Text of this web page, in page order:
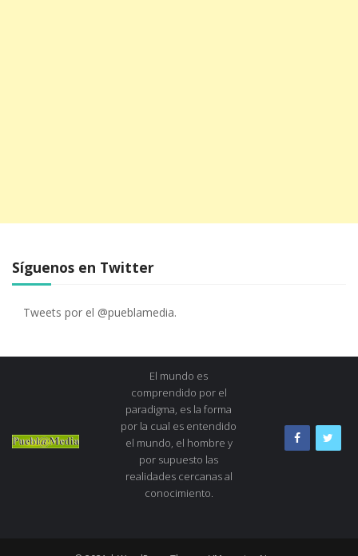
Síguenos en Twitter
Tweets por el @pueblamedia.
El mundo es
comprendido por el
paradigma, es la forma
por la cual es entendido
el mundo, el hombre y
por supuesto las
realidades cercanas al
conocimiento.